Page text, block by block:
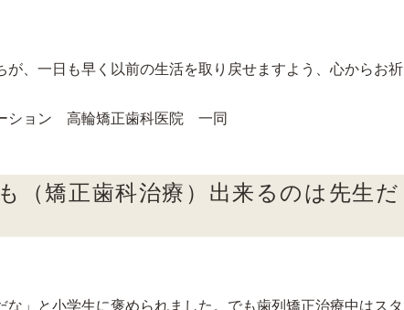
が、一日も早く以前の生活を取り戻せますよう、心からお祈
ション 高輪矯正歯科医院 一同
（矯正歯科治療）出来るのは先生だ
な」と小学生に褒められました。でも歯列矯正治療中はスタ